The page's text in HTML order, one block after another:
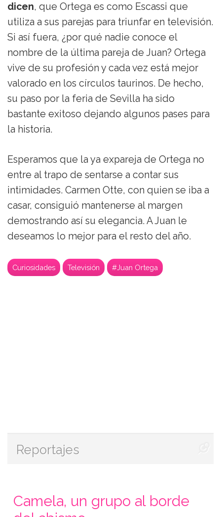
dicen, que Ortega es como Escassi que
utiliza a sus parejas para triunfar en televisión.
Si así fuera, ¿por qué nadie conoce el
nombre de la última pareja de Juan? Ortega
vive de su profesión y cada vez está mejor
valorado en los círculos taurinos. De hecho,
su paso por la feria de Sevilla ha sido
bastante exitoso dejando algunos pases para
la historia.
Esperamos que la ya expareja de Ortega no
entre al trapo de sentarse a contar sus
intimidades. Carmen Otte, con quien se iba a
casar, consiguió mantenerse al margen
demostrando así su elegancia. A Juan le
deseamos lo mejor para el resto del año.
Curiosidades Televisión #Juan Ortega
Reportajes
Camela, un grupo al borde